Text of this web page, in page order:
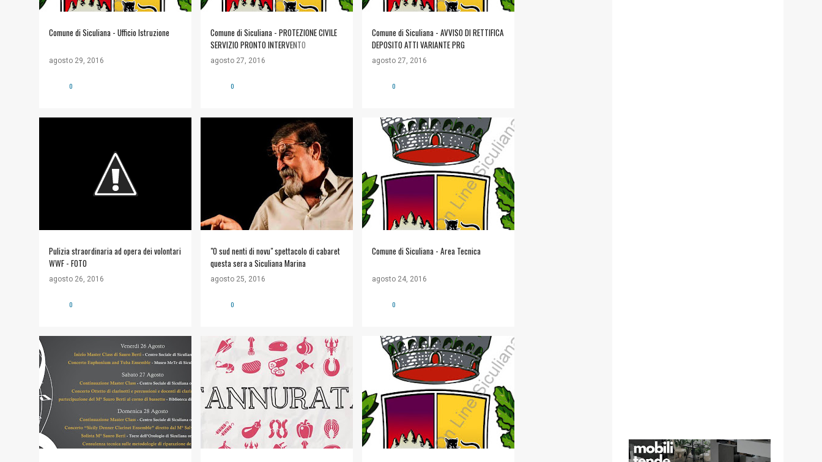
Comune di Siculiana - Ufficio Istruzione
agosto 29, 2016
0
Comune di Siculiana - PROTEZIONE CIVILE
SERVIZIO PRONTO INTERVENTO
CELL.3663956776
agosto 27, 2016
0
Comune di Siculiana - AVVISO DI RETTIFICA
DEPOSITO ATTI VARIANTE PRG
agosto 27, 2016
0
Pulizia straordinaria ad opera dei volontari
WWF - FOTO
agosto 26, 2016
WWF TORRE SALSA
0
"O sud nenti di novu" spettacolo di cabaret
questa sera a Siculiana Marina
agosto 25, 2016
#ARTE E CULTURA
SICULIANA ESTATE 2016
0
Comune di Siculiana - Area Tecnica
agosto 24, 2016
#COMUNE DI SICULIANA +
INFORMAZIONI UTILI
0
#ARTE E CULTURA #ARTE E CULTURA +1 #COMUNE DI SICULIANA